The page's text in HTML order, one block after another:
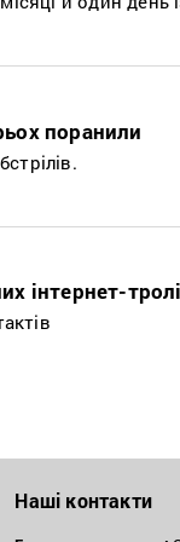
поранили
інтернет-
Наші контакти